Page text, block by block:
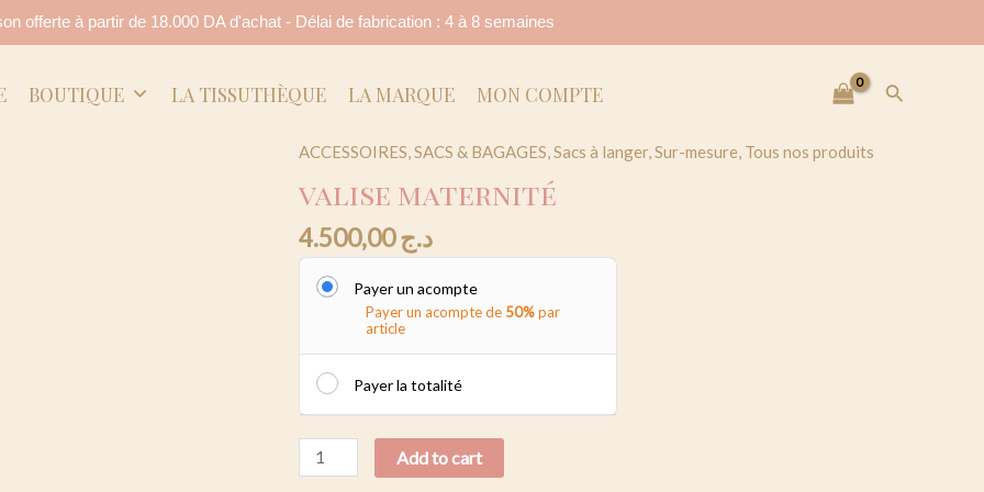
offerte à partir de 18.000 DA d'achat - Délai de fabrication : 4 à 8 semaines
BOUTIQUE LA TISSUTHÈQUE LA MARQUE MON COMPTE
ACCESSOIRES,SACS & BAGAGES,Sacs à langer,Sur-mesure, Tous nos produits
valise maternité
د.ج4.500,00
Payer un acompte
Payer un acompte de 50%par
article
Payer la totalité
valise
quantity
Add to cart